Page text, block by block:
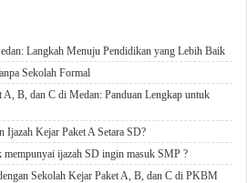
Langkah Menuju Pendidikan yang Lebih Baik
Sekolah Formal
A, B, dan C di Medan: Panduan Lengkap untuk
Ijazah Kejar Paket A Setara SD?
ijazah SD ingin masuk SMP ?
Sekolah Kejar Paket A, B, dan C di PKBM